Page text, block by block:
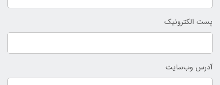
پست الکترونیک
آدرس وب‌سایت